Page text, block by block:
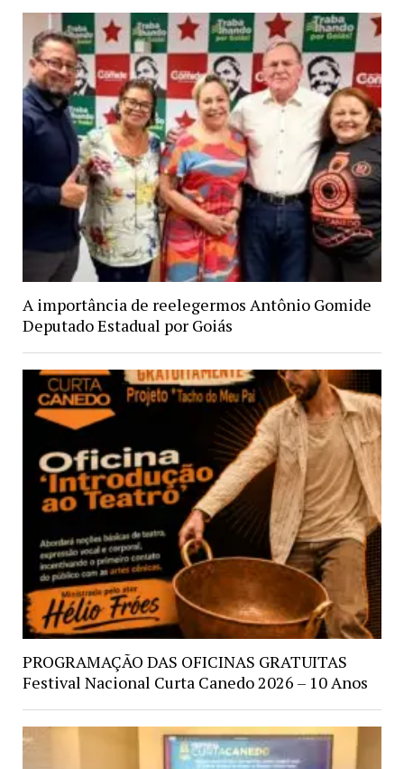
A importância de reelegermos Antônio Gomide
Deputado Estadual por Goiás
PROGRAMAÇÃO DAS OFICINAS GRATUITAS
Festival Nacional Curta Canedo 2026 – 10 Anos